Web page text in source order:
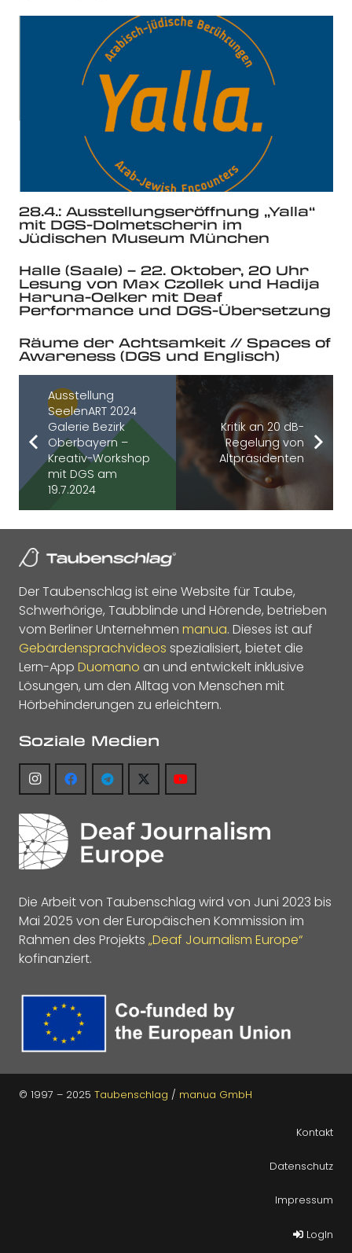
28.4.: Ausstellungseröffnung „Yalla“
mit DGS-Dolmetscherin im
Jüdischen Museum München
Halle (Saale) – 22. Oktober, 20 Uhr
Lesung von Max Czollek und Hadija
Haruna-Oelker mit Deaf
Performance und DGS-Übersetzung
Räume der Achtsamkeit // Spaces of
Awareness (DGS und Englisch)
Ausstellung
SeelenART 2024
Galerie Bezirk
Oberbayern –
Kreativ-Workshop
mit DGS am
19.7.2024
Kritik an 20 dB-
Regelung von
Altpräsidenten
Der Taubenschlag ist eine Website für Taube,
Schwerhörige, Taubblinde und Hörende, betrieben
vom Berliner Unternehmen manua. Dieses ist auf
Gebärdensprachvideos spezialisiert, bietet die
Lern-App Duomano an und entwickelt inklusive
Lösungen, um den Alltag von Menschen mit
Hörbehinderungen zu erleichtern.
Soziale Medien
Die Arbeit von Taubenschlag wird von Juni 2023 bis
Mai 2025 von der Europäischen Kommission im
Rahmen des Projekts „Deaf Journalism Europe“
kofinanziert.
© 1997 – 2025 Taubenschlag / manua GmbH
Kontakt
Datenschutz
Impressum
LogIn